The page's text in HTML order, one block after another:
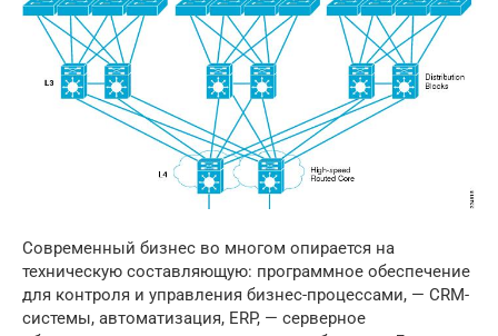
Современный бизнес во многом опирается на
техническую составляющую: программное обеспечение
для контроля и управления бизнес-процессами, — CRM-
системы, автоматизация, ERP, — серверное